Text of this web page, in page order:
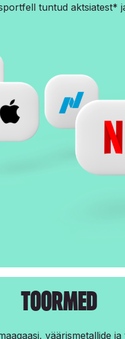
tuntud aktsiatest*
Toormed
väärismetallide